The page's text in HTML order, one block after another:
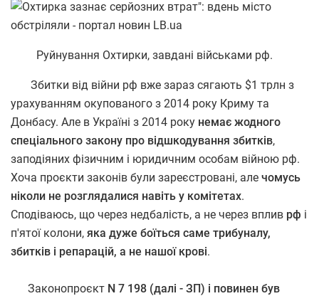
Руйнування Охтирки, завдані військами рф.
Збитки від війни рф вже зараз сягають $1 трлн з
урахуванням окупованого з 2014 року Криму та
Донбасу. Але в Україні з 2014 року немає жодного
спеціального закону про відшкодування збитків,
заподіяних фізичним і юридичним особам війною рф.
Хоча проєкти законів були зареєстровані, але чомусь
ніколи не розглядалися навіть у комітетах.
Сподіваюсь, що через недбалість, а не через вплив рф і
п'ятої колони, яка дуже боїться саме трибуналу,
збитків і репарацій, а не нашої крові.
Законопроєкт N 7 198 (далі - ЗП) і повинен був